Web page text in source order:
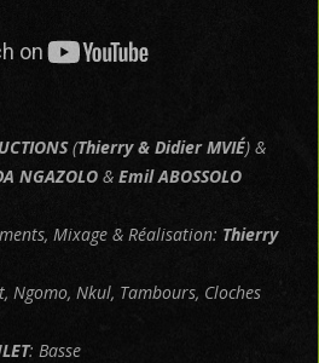
(Thierry & Didier MVIÉ) &
NGAZOLO& Emil ABOSSOLO
Mixage & Réalisation: Thierry
Ngomo, Nkul, Tambours, Cloches
: Basse